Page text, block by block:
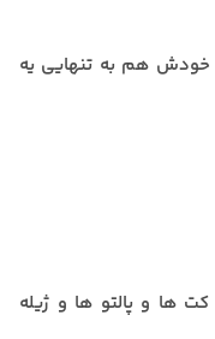
هم به تنهایی یه
ها و پالتو ها و ژیله